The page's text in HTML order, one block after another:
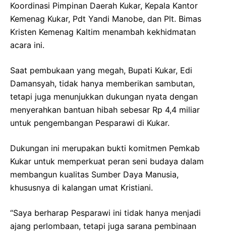
Koordinasi Pimpinan Daerah Kukar, Kepala Kantor
Kemenag Kukar, Pdt Yandi Manobe, dan Plt. Bimas
Kristen Kemenag Kaltim menambah kekhidmatan
acara ini.
Saat pembukaan yang megah, Bupati Kukar, Edi
Damansyah, tidak hanya memberikan sambutan,
tetapi juga menunjukkan dukungan nyata dengan
menyerahkan bantuan hibah sebesar Rp 4,4 miliar
untuk pengembangan Pesparawi di Kukar.
Dukungan ini merupakan bukti komitmen Pemkab
Kukar untuk memperkuat peran seni budaya dalam
membangun kualitas Sumber Daya Manusia,
khususnya di kalangan umat Kristiani.
“Saya berharap Pesparawi ini tidak hanya menjadi
ajang perlombaan, tetapi juga sarana pembinaan